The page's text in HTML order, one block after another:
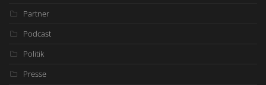
Partner
Podcast
Politik
Presse